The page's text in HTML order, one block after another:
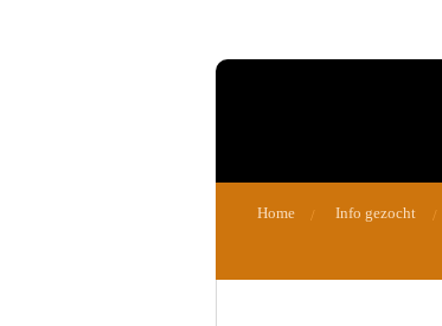
Home Info gezocht